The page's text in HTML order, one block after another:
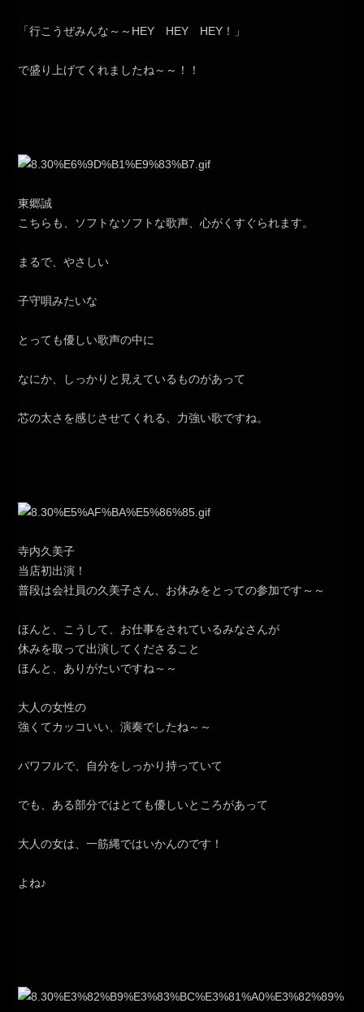
「行こうぜみんな～～HEY HEY HEY！」
で盛り上げてくれましたね～～！！
東郷誠
こちらも、ソフトなソフトな歌声、心がくすぐられます。
まるで、やさしい
子守唄みたいな
とっても優しい歌声の中に
なにか、しっかりと見えているものがあって
芯の太さを感じさせてくれる、力強い歌ですね。
寺内久美子
当店初出演！
普段は会社員の久美子さん、お休みをとっての参加です～～
ほんと、こうして、お仕事をされているみなさんが
休みを取って出演してくださること
ほんと、ありがたいですね～～
大人の女性の
強くてカッコいい、演奏でしたね～～
パワフルで、自分をしっかり持っていて
でも、ある部分ではとても優しいところがあって
大人の女は、一筋縄ではいかんのです！
よね♪